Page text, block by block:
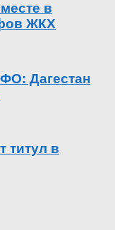
в
ЖКХ
Дагестан
титул в